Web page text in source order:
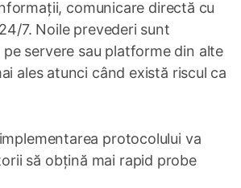
comunicare directă cu
7. Noile prevederi sunt
servere sau platforme din alte
ales atunci când există riscul ca
protocolului va
să obțină mai rapid probe